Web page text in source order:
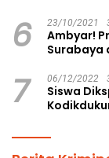
6 23/10/2021
Ambyar!
Surabaya
7 06/12/2022
Siswa